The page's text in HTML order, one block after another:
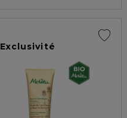
Exclusivité